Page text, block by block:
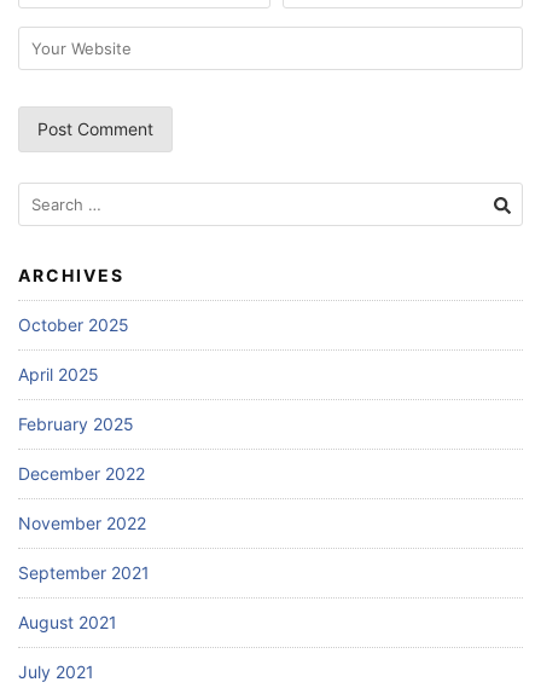
Search
for:
ARCHIVES
October 2025
April 2025
February 2025
December 2022
November 2022
September 2021
August 2021
July 2021